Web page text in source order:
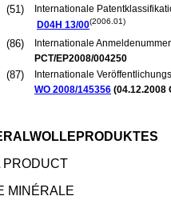
(51)
Internationale
D04H 13/00(2006.01)
(86)
Internationale
PCT/EP2008/004250
(87)
Internationale
WO 2008/145356 (04.12.2008
PRODUCT
MINÉRALE